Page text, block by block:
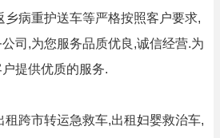
乡病重护送车等严格按照客户要求,
司,为您服务品质优良,诚信经营.为
提供优质的服务.
租跨市转运急救车,出租妇婴救治车,